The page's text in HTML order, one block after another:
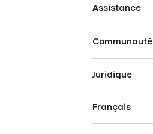
Assistance
Communauté
Juridique
Français